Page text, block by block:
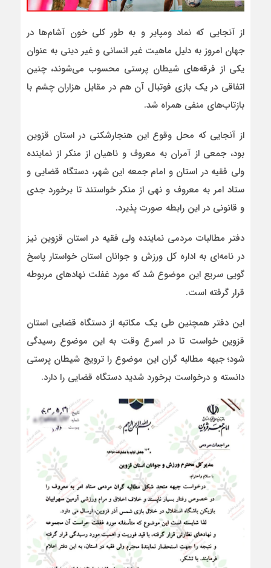
از آنجایی که نماد ومپایر و به طور کلی خون آشام‌ها در
جهان امروز به دلیل ماهیت غیر انسانی و غیر دینی به عنوان
یکی از فرقه‌های شیطان پرستی محسوب می‌شوند، چنین
اتفاقی در یک بازی فوتبال آن هم در مقابل هزاران چشم با
بازتاب‌های منفی همراه شد.
از آنجایی که محل وقوع این هنجارشکنی در استان قزوین
بود، جمعی از آمران به معروف و ناهیان از منکر از نماینده
ولی فقیه در استان و امام جمعه این شهر، دستگاه قضایی و
ستاد امر به معروف و نهی از منکر خواستند تا برخورد جدی
و قانونی در این رابطه صورت پذیرد.
دفتر مطالبات مردمی نماینده ولی فقیه در استان قزوین نیز
در نامه‌ای به اداره کل ورزش و جوانان استان خواستار پاسخ
گویی سریع این موضوع شد که مورد غفلت نهادهای مربوطه
قرار گرفته است.
این دفتر همچنین طی یک مکاتبه از دستگاه قضایی استان
قزوین خواست تا در اسرع وقت به این موضوع رسیدگی
شود؛ جبهه مطالبه گران این موضوع را ترویج شیطان پرستی
دانسته و درخواست برخورد شدید دستگاه قضایی را دارد.